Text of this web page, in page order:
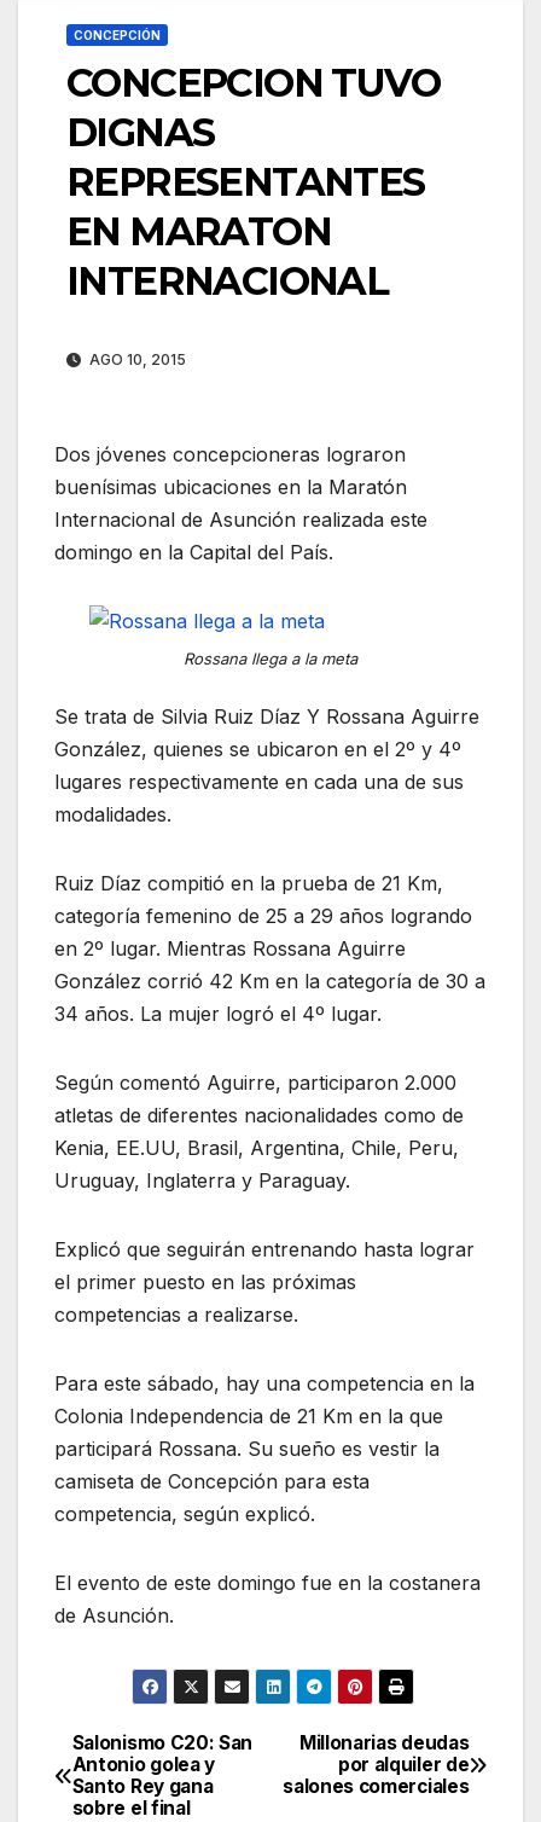
CONCEPCIÓN
CONCEPCION TUVO
DIGNAS
REPRESENTANTES
EN MARATON
INTERNACIONAL
AGO 10, 2015
Dos jóvenes concepcioneras lograron
buenísimas ubicaciones en la Maratón
Internacional de Asunción realizada este
domingo en la Capital del País.
Rossana llega a la meta
Se trata de Silvia Ruiz Díaz Y Rossana Aguirre
González, quienes se ubicaron en el 2º y 4º
lugares respectivamente en cada una de sus
modalidades.
Ruiz Díaz compitió en la prueba de 21 Km,
categoría femenino de 25 a 29 años logrando
en 2º lugar. Mientras Rossana Aguirre
González corrió 42 Km en la categoría de 30 a
34 años. La mujer logró el 4º lugar.
Según comentó Aguirre, participaron 2.000
atletas de diferentes nacionalidades como de
Kenia, EE.UU, Brasil, Argentina, Chile, Peru,
Uruguay, Inglaterra y Paraguay.
Explicó que seguirán entrenando hasta lograr
el primer puesto en las próximas
competencias a realizarse.
Para este sábado, hay una competencia en la
Colonia Independencia de 21 Km en la que
participará Rossana. Su sueño es vestir la
camiseta de Concepción para esta
competencia, según explicó.
El evento de este domingo fue en la costanera
de Asunción.
Navegación
de
Millonarias deudas
por alquiler de
salones comerciales
Salonismo C20: San
Antonio golea y
Santo Rey gana
sobre el final